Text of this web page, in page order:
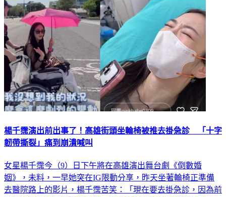
楊千霈演出前出事了！高雄街頭坐輪椅被推去掛急診 「十字
韌帶撕裂」痛到崩潰喊叫
女星楊千霈今（9）日下午將在高雄演出舞台劇《倒數婚
姻》，未料，一早她突在IG限動分享，昨天坐著輪椅正準備
去醫院路上的影片，楊千霈苦笑：「現在要去掛急診，因為前